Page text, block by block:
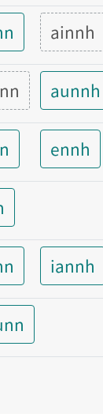
ainnh
aunnh
ennh
iannh